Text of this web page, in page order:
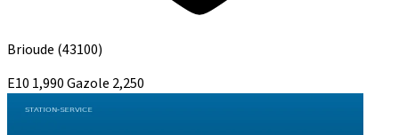
Brioude (43100)
E10 1,990Gazole 2,250